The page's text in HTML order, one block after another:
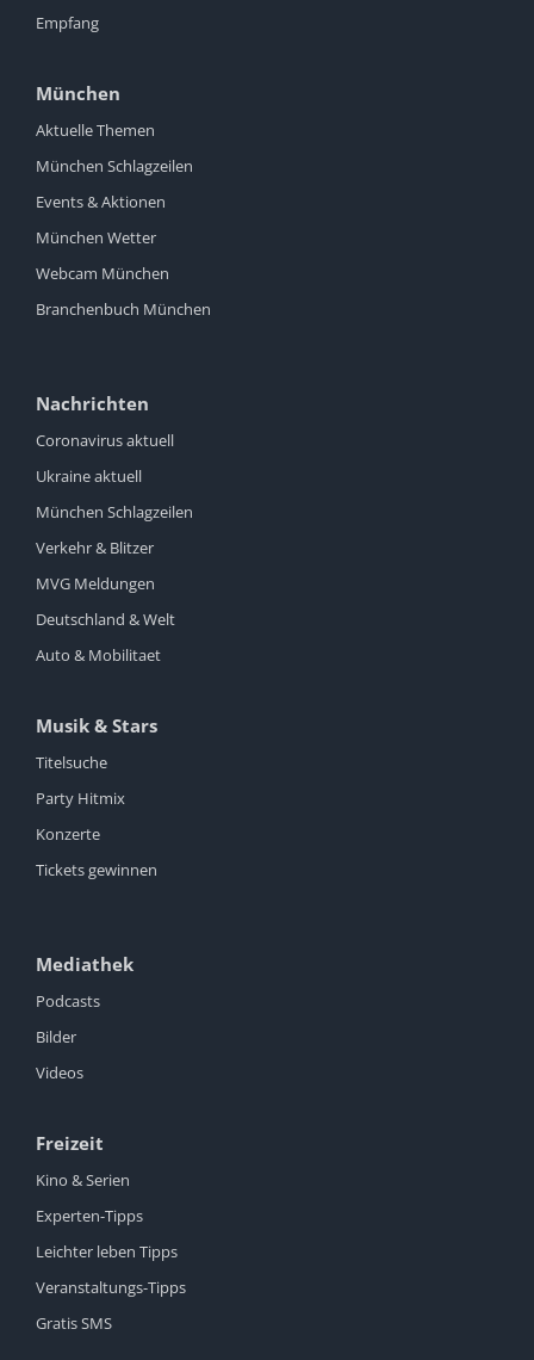
Empfang
München
Aktuelle Themen
München Schlagzeilen
Events & Aktionen
München Wetter
Webcam München
Branchenbuch München
Nachrichten
Coronavirus aktuell
Ukraine aktuell
München Schlagzeilen
Verkehr & Blitzer
MVG Meldungen
Deutschland & Welt
Auto & Mobilitaet
Musik & Stars
Titelsuche
Party Hitmix
Konzerte
Tickets gewinnen
Mediathek
Podcasts
Bilder
Videos
Freizeit
Kino & Serien
Experten-Tipps
Leichter leben Tipps
Veranstaltungs-Tipps
Gratis SMS